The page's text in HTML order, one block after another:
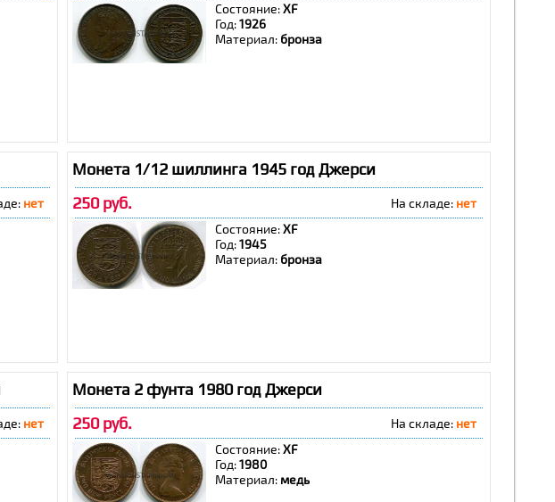
Состояние:XF
Год:1926
Материал: бронза
нет
Монета 1/12 шиллинга 1945 год Джерси
250 руб.
На складе: нет
Состояние:XF
Год:1945
Материал: бронза
нет
Монета 2 фунта 1980 год Джерси
250 руб.
На складе: нет
Состояние:XF
Год:1980
Материал: медь